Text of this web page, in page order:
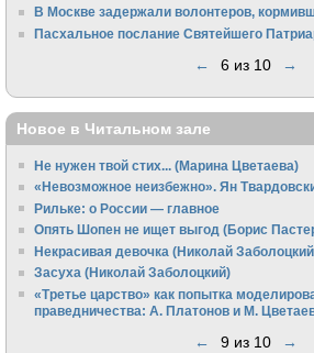
В Москве задержали волонтеров,
Пасхальное послание Святейшего
← 6 из 10 →
Новое в Читальном зале
Не нужен твой стих... (Марина Цветаева)
«Невозможное неизбежно». Ян
Рильке: о России — главное
Опять Шопен не ищет выгод (Борис
Некрасивая девочка (Николай
Засуха (Николай Заболоцкий)
«Третье царство» как попытка
праведничества: А. Платонов и М.
← 9 из 10 →